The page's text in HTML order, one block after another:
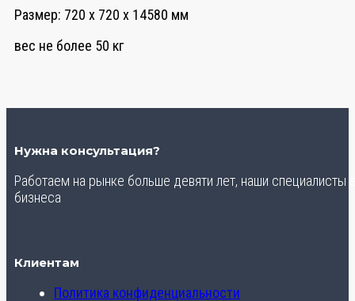
Размер: 720 х 720 х 14580 мм
вес не более 50 кг
Нужна консультация?
Работаем на рынке больше девяти лет, наши
бизнеса
Клиентам
Политика конфиденциальности